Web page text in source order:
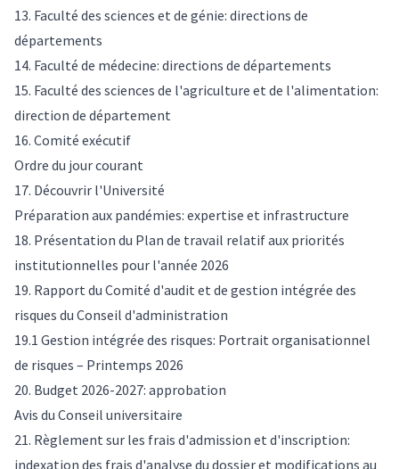
13. Faculté des sciences et de génie: directions de
départements
14. Faculté de médecine: directions de départements
15. Faculté des sciences de l'agriculture et de l'alimentation:
direction de département
16. Comité exécutif
Ordre du jour courant
17. Découvrir l'Université
Préparation aux pandémies: expertise et infrastructure
18. Présentation du Plan de travail relatif aux priorités
institutionnelles pour l'année 2026
19. Rapport du Comité d'audit et de gestion intégrée des
risques du Conseil d'administration
19.1 Gestion intégrée des risques: Portrait organisationnel
de risques – Printemps 2026
20. Budget 2026-2027: approbation
Avis du Conseil universitaire
21. Règlement sur les frais d'admission et d'inscription:
indexation des frais d'analyse du dossier et modifications au